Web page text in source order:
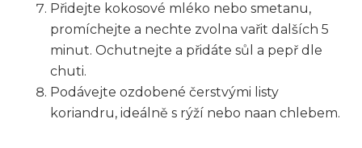
Přidejte kokosové mléko nebo smetanu,
promíchejte a nechte zvolna vařit dalších 5
minut. Ochutnejte a přidáte sůl a pepř dle
chuti.
Podávejte ozdobené čerstvými listy
koriandru, ideálně s rýží nebo naan chlebem.